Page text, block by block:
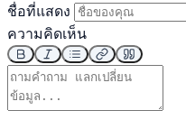
ชื่อที่แสดง
ความคิดเห็น